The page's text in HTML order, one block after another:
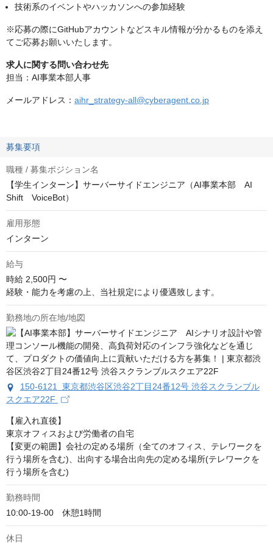
技術系のイベントやハッカソンへの参加経験
※応募の際にGitHubアカウントなどスキル情報が分かるものを添え
てご応募お願いいたします。
求人に関する問い合わせ先
担当：AI事業本部人事
メールアドレス： aihr_strategy-all@cyberagent.co.jp
募集要項
職種 / 募集ポジション名
【学生インターン】サーバーサイドエンジニア（AI事業本部 AI
Shift VoiceBot）
雇用形態
インターン
給与
時給 2,500円 〜
経験・能力を考慮の上、当社規定により優遇致します。
勤務地の所在地/地図
150-6121 東京都渋谷区渋谷2丁目24番12号 渋谷スクランブル
スクエア22F
【雇入れ直後】
東京オフィスおよび労働者の自宅
【変更の範囲】会社の定める場所（全てのオフィス、テレワークを
行う場所を含む)、出向する場合出向先の定める場所(テレワークを
行う場所を含む)
勤務時間
10:00-19-00　休憩1時間
休日